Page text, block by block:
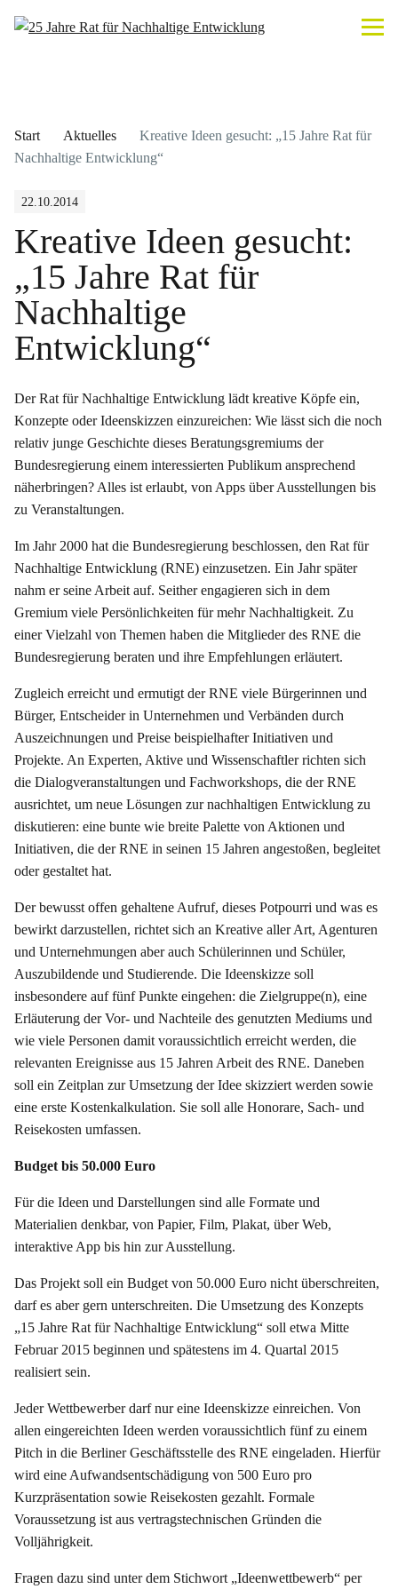
Start Aktuelles
Kreative Ideen gesucht: „15 Jahre Rat für
Nachhaltige Entwicklung“
22.10.2014
Kreative Ideen gesucht:
„15 Jahre Rat für
Nachhaltige
Entwicklung“
Der Rat für Nachhaltige Entwicklung lädt kreative Köpfe ein,
Konzepte oder Ideenskizzen einzureichen: Wie lässt sich die noch
relativ junge Geschichte dieses Beratungsgremiums der
Bundesregierung einem interessierten Publikum ansprechend
näherbringen? Alles ist erlaubt, von Apps über Ausstellungen bis
zu Veranstaltungen.
Im Jahr 2000 hat die Bundesregierung beschlossen, den Rat für
Nachhaltige Entwicklung (RNE) einzusetzen. Ein Jahr später
nahm er seine Arbeit auf. Seither engagieren sich in dem
Gremium viele Persönlichkeiten für mehr Nachhaltigkeit. Zu
einer Vielzahl von Themen haben die Mitglieder des RNE die
Bundesregierung beraten und ihre Empfehlungen erläutert.
Zugleich erreicht und ermutigt der RNE viele Bürgerinnen und
Bürger, Entscheider in Unternehmen und Verbänden durch
Auszeichnungen und Preise beispielhafter Initiativen und
Projekte. An Experten, Aktive und Wissenschaftler richten sich
die Dialogveranstaltungen und Fachworkshops, die der RNE
ausrichtet, um neue Lösungen zur nachhaltigen Entwicklung zu
diskutieren: eine bunte wie breite Palette von Aktionen und
Initiativen, die der RNE in seinen 15 Jahren angestoßen, begleitet
oder gestaltet hat.
Der bewusst offen gehaltene Aufruf, dieses Potpourri und was es
bewirkt darzustellen, richtet sich an Kreative aller Art, Agenturen
und Unternehmungen aber auch Schülerinnen und Schüler,
Auszubildende und Studierende. Die Ideenskizze soll
insbesondere auf fünf Punkte eingehen: die Zielgruppe(n), eine
Erläuterung der Vor- und Nachteile des genutzten Mediums und
wie viele Personen damit voraussichtlich erreicht werden, die
relevanten Ereignisse aus 15 Jahren Arbeit des RNE. Daneben
soll ein Zeitplan zur Umsetzung der Idee skizziert werden sowie
eine erste Kostenkalkulation. Sie soll alle Honorare, Sach- und
Reisekosten umfassen.
Budget bis 50.000 Euro
Für die Ideen und Darstellungen sind alle Formate und
Materialien denkbar, von Papier, Film, Plakat, über Web,
interaktive App bis hin zur Ausstellung.
Das Projekt soll ein Budget von 50.000 Euro nicht überschreiten,
darf es aber gern unterschreiten. Die Umsetzung des Konzepts
„15 Jahre Rat für Nachhaltige Entwicklung“ soll etwa Mitte
Februar 2015 beginnen und spätestens im 4. Quartal 2015
realisiert sein.
Jeder Wettbewerber darf nur eine Ideenskizze einreichen. Von
allen eingereichten Ideen werden voraussichtlich fünf zu einem
Pitch in die Berliner Geschäftsstelle des RNE eingeladen. Hierfür
wird eine Aufwandsentschädigung von 500 Euro pro
Kurzpräsentation sowie Reisekosten gezahlt. Formale
Voraussetzung ist aus vertragstechnischen Gründen die
Volljährigkeit.
Fragen dazu sind unter dem Stichwort „Ideenwettbewerb“ per